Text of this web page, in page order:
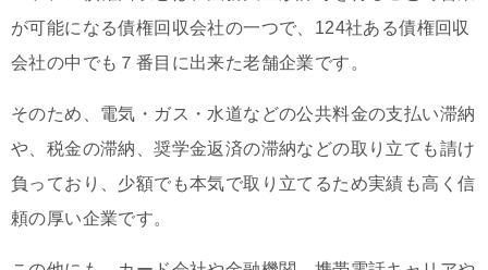
が可能になる債権回収会社の一つで、124社ある債権回収
会社の中でも７番目に出来た老舗企業です。
そのため、電気・ガス・水道などの公共料金の支払い滞納
や、税金の滞納、奨学金返済の滞納などの取り立ても請け
負っており、少額でも本気で取り立てるため実績も高く信
頼の厚い企業です。